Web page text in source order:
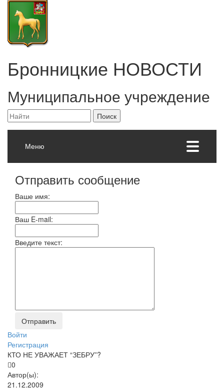
Бронницкие НОВОСТИ
Муниципальное учреждение
Меню
Отправить сообщение
Ваше имя:
Ваш E-mail:
Введите текст:
Войти
Регистрация
КТО НЕ УВАЖАЕТ “ЗЕБРУ”?
0
Автор(ы):
21.12.2009